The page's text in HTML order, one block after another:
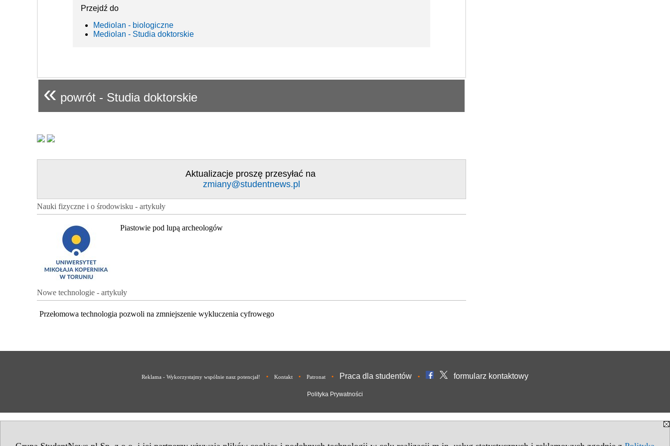
Przejdź do
Mediolan - biologiczne
Mediolan - Studia doktorskie
« powrót - Studia doktorskie
Aktualizacje proszę przesyłać na
zmiany@studentnews.pl
Nauki fizyczne i o środowisku - artykuły
Piastowie pod lupą archeologów
Nowe technologie - artykuły
Przełomowa technologia pozwoli na zmniejszenie wykluczenia cyfrowego
Reklama - Wykorzystajmy wspólnie nasz potencjał! • Kontakt • Patronat • Praca dla studentów • formularz kontaktowy
Polityka Prywatności